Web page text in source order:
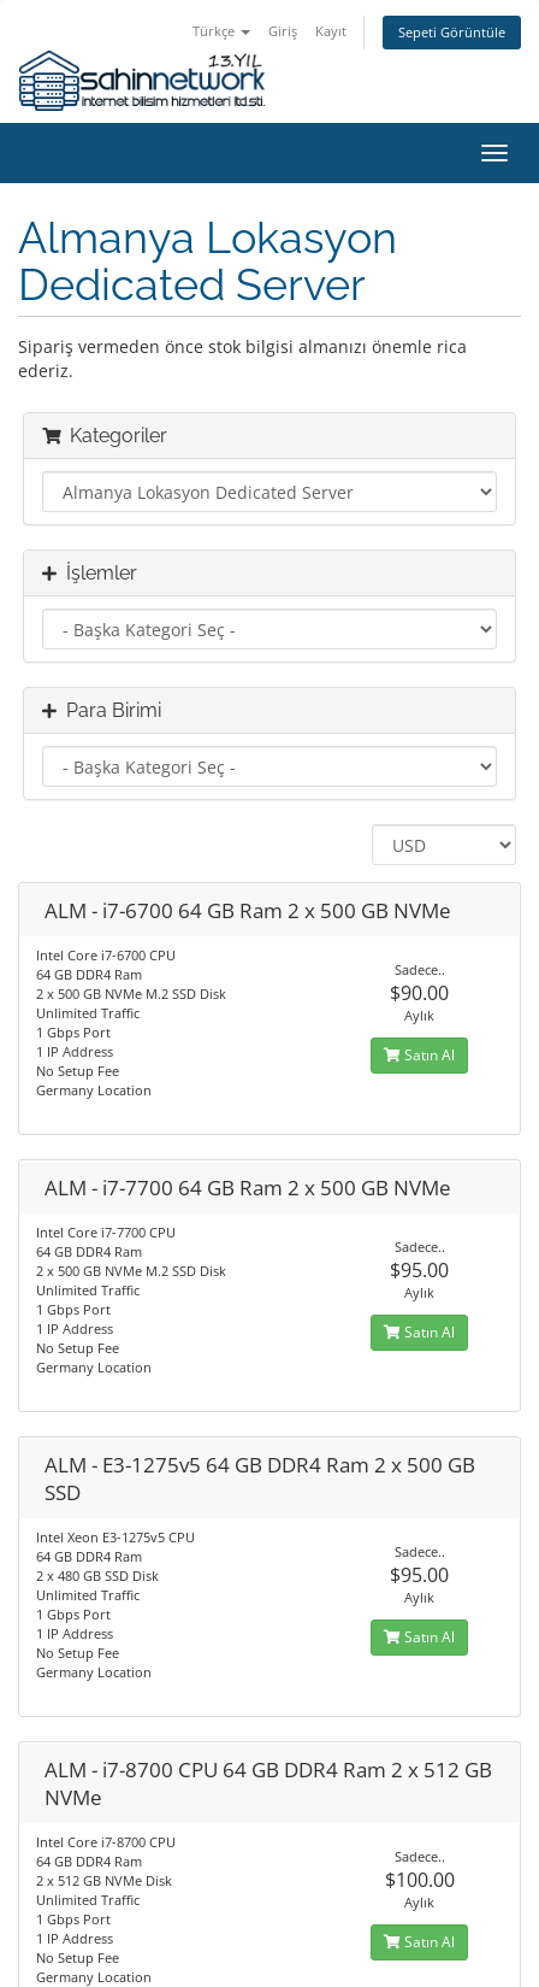
Türkçe Giriş Kayıt Sepeti Görüntüle
Almanya Lokasyon
Dedicated Server
Sipariş vermeden önce stok bilgisi almanızı önemle rica
ederiz.
Kategoriler
İşlemler
Para Birimi
ALM - i7-6700 64 GB Ram 2 x 500 GB NVMe
Intel Core i7-6700 CPU
64 GB DDR4 Ram
2 x 500 GB NVMe M.2 SSD Disk
Unlimited Traffic
1 Gbps Port
1 IP Address
No Setup Fee
Germany Location
Sadece..
$90.00
Aylık
Satın Al
ALM - i7-7700 64 GB Ram 2 x 500 GB NVMe
Intel Core i7-7700 CPU
64 GB DDR4 Ram
2 x 500 GB NVMe M.2 SSD Disk
Unlimited Traffic
1 Gbps Port
1 IP Address
No Setup Fee
Germany Location
Sadece..
$95.00
Aylık
Satın Al
ALM - E3-1275v5 64 GB DDR4 Ram 2 x 500 GB
SSD
Intel Xeon E3-1275v5 CPU
64 GB DDR4 Ram
2 x 480 GB SSD Disk
Unlimited Traffic
1 Gbps Port
1 IP Address
No Setup Fee
Germany Location
Sadece..
$95.00
Aylık
Satın Al
ALM - i7-8700 CPU 64 GB DDR4 Ram 2 x 512 GB
NVMe
Intel Core i7-8700 CPU
64 GB DDR4 Ram
2 x 512 GB NVMe Disk
Unlimited Traffic
1 Gbps Port
1 IP Address
No Setup Fee
Germany Location
Sadece..
$100.00
Aylık
Satın Al